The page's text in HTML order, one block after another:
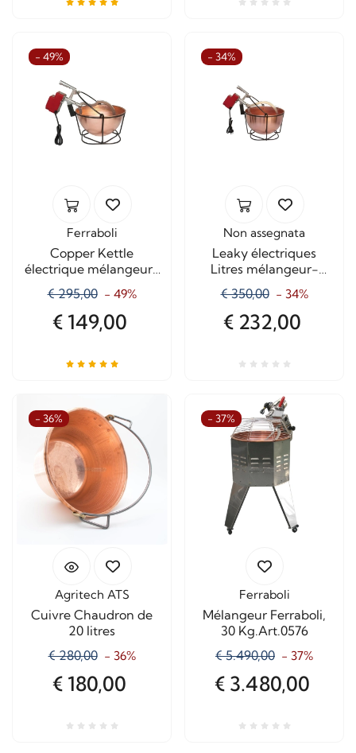
- 49%
Ferraboli
Copper Kettle
électrique mélangeur-
Liter 7.5
€ 295,00 - 49%
€ 149,00
- 34%
Non assegnata
Leaky électriques
Litres mélangeur-
CUIVRE 9
€ 350,00 - 34%
€ 232,00
- 36%
Agritech ATS
Cuivre Chaudron de
20 litres
€ 280,00 - 36%
€ 180,00
- 37%
Ferraboli
Mélangeur Ferraboli,
30 Kg.Art.0576
€ 5.490,00 - 37%
€ 3.480,00